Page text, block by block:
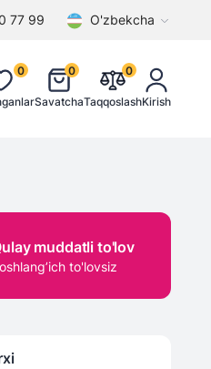
77 99 O'zbekcha
0 0
Savatcha
0
TaqqoslashKirish
muddatli to'lov
to'lovsiz